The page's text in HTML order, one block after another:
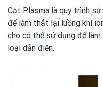
Cắt Plasma là quy trình
để làm thắt lại luồng khí
cho có thể sử dụng để
loại dẫn điện.